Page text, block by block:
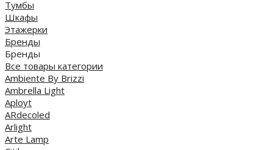
Тумбы
Шкафы
Этажерки
Бренды
Бренды
Все товары категории
Ambiente By Brizzi
Ambrella Light
Aployt
ARdecoled
Arlight
Arte Lamp